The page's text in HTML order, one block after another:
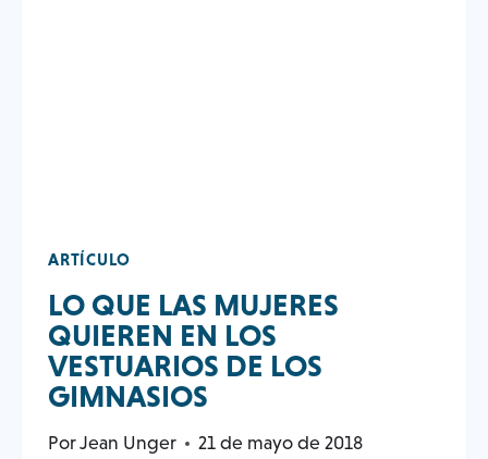
ARTÍCULO
LO QUE LAS MUJERES
QUIEREN EN LOS
VESTUARIOS DE LOS
GIMNASIOS
PorJean Unger 21 de mayo de 2018